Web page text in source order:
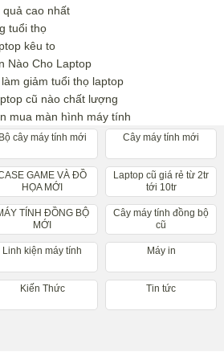
quả cao nhất
tuổi thọ
kêu to
Nào Cho Laptop
giảm tuổi thọ laptop
cũ nào chất lượng
mua màn hình máy tính
Bộ cây máy tính mới Cây máy tính mới
GAME VÀ ĐỒ
HỌA MỚI
Laptop cũ giá rẻ từ 2tr
tới 10tr
TÍNH ĐỒNG BỘ
MỚI
Cây máy tính đồng bộ
cũ
Linh kiện máy tính Máy in
Kiến Thức Tin tức